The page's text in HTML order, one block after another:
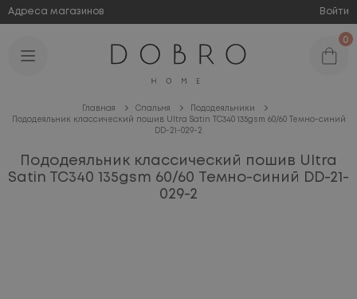
Адреса магазинов Войти
0
Главная Спальня
Пододеяльники
Пододеяльник классический пошив Ultra Satin TC340 135gsm 60/60 Темно-синий
DD-21-029-2
Пододеяльник классический пошив Ultra
Satin TC340 135gsm 60/60 Темно-синий DD-21-
029-2